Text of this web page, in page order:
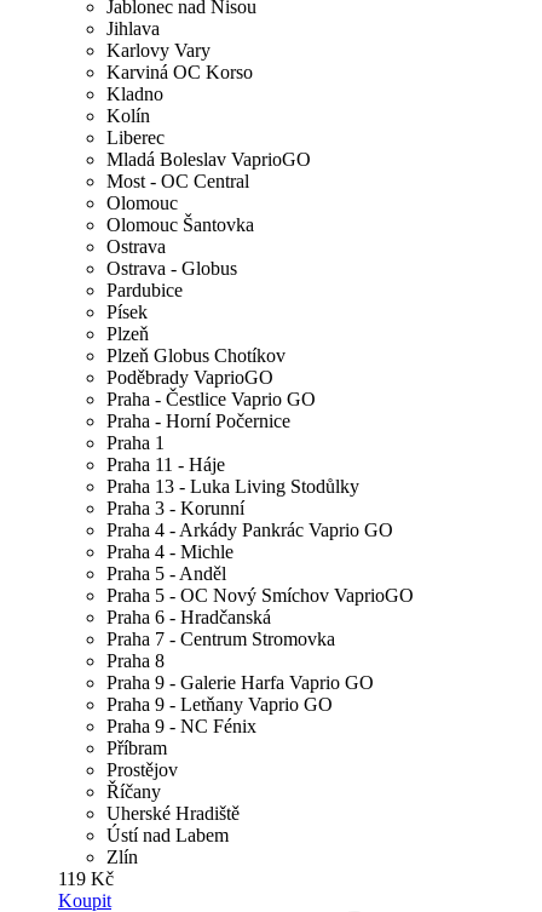
Jablonec nad Nisou
Jihlava
Karlovy Vary
Karviná OC Korso
Kladno
Kolín
Liberec
Mladá Boleslav VaprioGO
Most - OC Central
Olomouc
Olomouc Šantovka
Ostrava
Ostrava - Globus
Pardubice
Písek
Plzeň
Plzeň Globus Chotíkov
Poděbrady VaprioGO
Praha - Čestlice Vaprio GO
Praha - Horní Počernice
Praha 1
Praha 11 - Háje
Praha 13 - Luka Living Stodůlky
Praha 3 - Korunní
Praha 4 - Arkády Pankrác Vaprio GO
Praha 4 - Michle
Praha 5 - Anděl
Praha 5 - OC Nový Smíchov VaprioGO
Praha 6 - Hradčanská
Praha 7 - Centrum Stromovka
Praha 8
Praha 9 - Galerie Harfa Vaprio GO
Praha 9 - Letňany Vaprio GO
Praha 9 - NC Fénix
Příbram
Prostějov
Říčany
Uherské Hradiště
Ústí nad Labem
Zlín
119 Kč
Koupit